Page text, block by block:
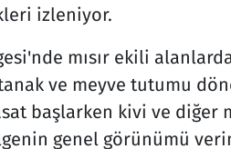
izleniyor.
mısır ekili
ve meyve tutumu
başlarken kivi ve
genel görünümü